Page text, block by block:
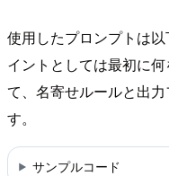
使用したプロンプトは
イントとしては最初に
て、名寄せルールと出
す。
サンプルコード